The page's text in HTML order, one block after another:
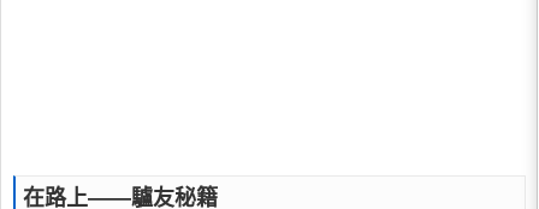
在路上——驢友秘籍